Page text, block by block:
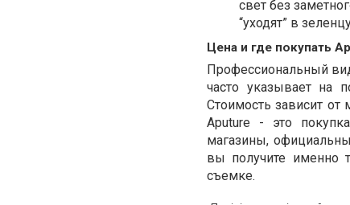
свет без
“уходят” в
Цена и где покупать
Профессиональный
часто указывает на
Стоимость зависит
Aputure - это
магазины,
вы получите именно
съемке.